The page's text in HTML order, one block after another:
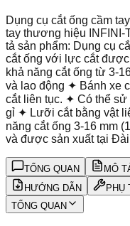
Dụng cụ cắt ống cầm
tay thương hiệu INFINI-
tả sản phẩm: Dụng cụ
cắt ống với lực cắt
khả năng cắt ống từ 3-
và lao động ✦ Bánh xe
cắt liên tục. ✦ Có thể sử
gỉ ✦ Lưỡi cắt bằng vật
năng cắt ống 3-16 mm
và được sản xuất tại
TỔNG QUAN MÔ
HƯỚNG DẪN
PHỤ
TỔNG QUAN